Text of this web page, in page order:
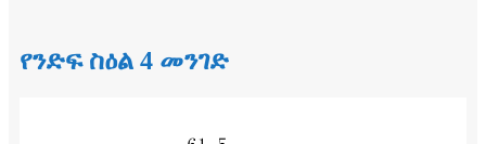
የንድፍ ስዕል 4 መንገድ